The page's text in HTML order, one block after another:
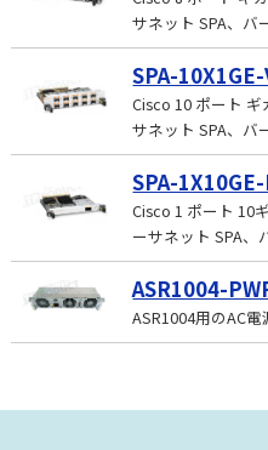
サネット SPA、バ
SPA-10X1GE-
Cisco 10 ポート ギ
サネット SPA、バ
SPA-
Cisco 1 ポート 10
ーサネット SPA、
ASR1004-
ASR1004用のAC電